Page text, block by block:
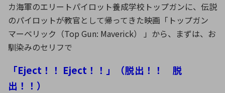
カ海軍のエリートパイロット養成学校トップガンに、伝説
のパイロットが教官として帰ってきた映画「トップガン
マーベリック（Top Gun: Maverick） 」から、まずは、お
馴染みのセリフで
「Eject！！ Eject！！」（脱出！！ 脱
出！！）